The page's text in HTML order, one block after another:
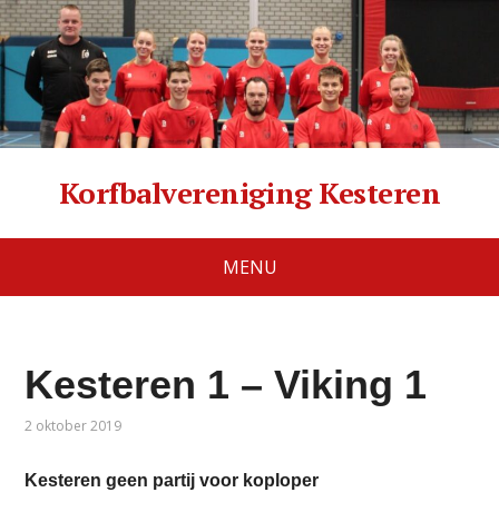
Korfbalvereniging Kesteren
MENU
Kesteren 1 – Viking 1
2 oktober 2019
Kesteren geen partij voor koploper